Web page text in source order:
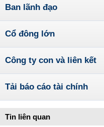
Ban lãnh đạo
Cổ đông lớn
Công ty con và liên kết
Tải báo cáo tài chính
Tin liên quan